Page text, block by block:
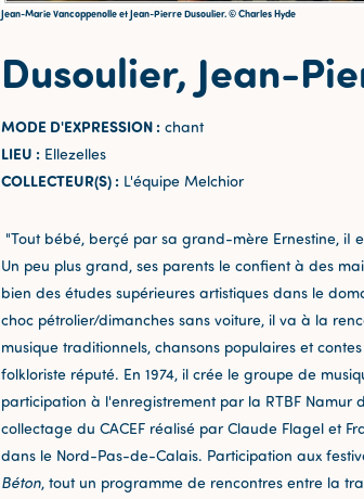
Jean-Marie Vancoppenolle et Jean-Pierre Dusoulier. © Charles Hyde
Dusoulier, Jean-
MODE D'EXPRESSION : chant
LIEU : Ellezelles
COLLECTEUR(S) : L'équipe Melchior
"Tout bébé, berçé par sa grand-mère Ernestine, iI
Un peu plus grand, ses parents le confient à des
bien des études supérieures artistiques dans le
choc pétrolier/dimanches sans voiture, il va à la
musique traditionnels, chansons populaires et
folkloriste réputé. En 1974, il crée le groupe de
participation à l'enregistrement par la RTBF
collectage du CACEF réalisé par Claude Flagel et
dans le Nord-Pas-de-Calais. Participation aux
Béton, tout un programme de rencontres entre la